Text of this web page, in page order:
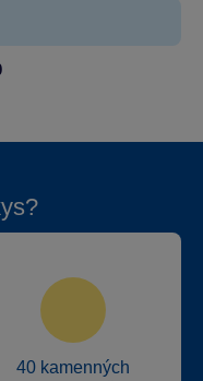
40 kamenných